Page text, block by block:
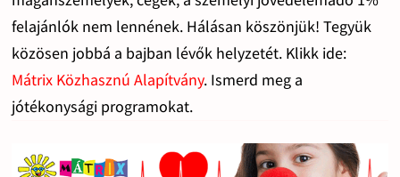
felajánlók nem lennének. Hálásan köszönjük! Tegyük
közösen jobbá a bajban lévők helyzetét. Klikk ide:
Mátrix Közhasznú Alapítvány. Ismerd meg a
jótékonysági programokat.